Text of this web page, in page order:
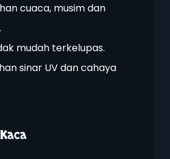
cuaca, musim dan
mudah terkelupas.
sinar UV dan cahaya